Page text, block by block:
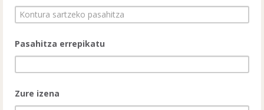
Pasahitza errepikatu
Zure izena